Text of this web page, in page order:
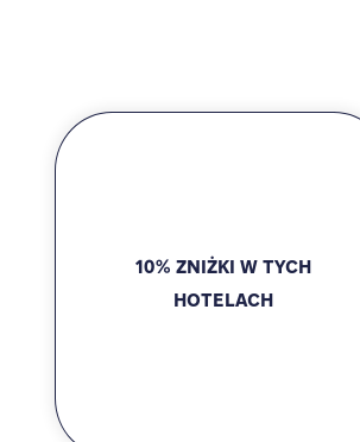
10% ZNIŻKI W TYCH
HOTELACH